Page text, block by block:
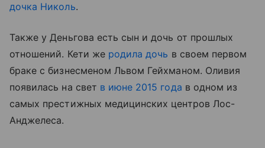
дочка Николь.
Также у Деньгова есть сын и дочь от прошлых
отношений. Кети же родила дочь в своем первом
браке с бизнесменом Львом Гейхманом. Оливия
появилась на свет в июне 2015 года в одном из
самых престижных медицинских центров Лос-
Анджелеса.